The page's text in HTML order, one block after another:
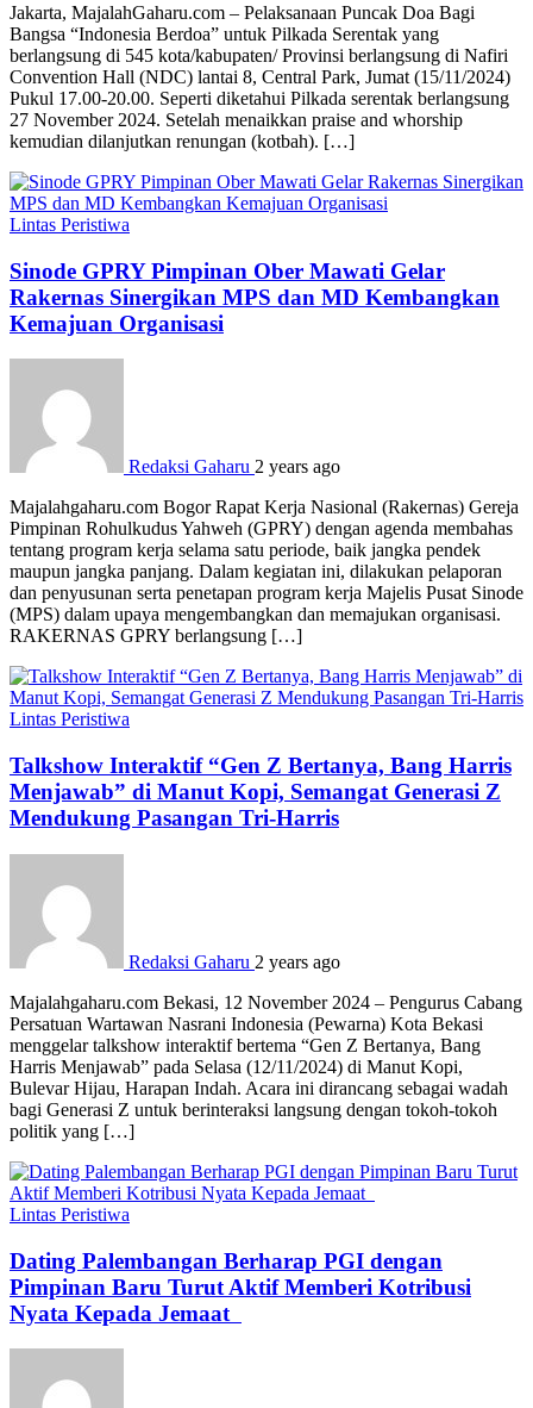
Jakarta, MajalahGaharu.com – Pelaksanaan Puncak Doa Bagi
Bangsa “Indonesia Berdoa” untuk Pilkada Serentak yang
berlangsung di 545 kota/kabupaten/ Provinsi berlangsung di Nafiri
Convention Hall (NDC) lantai 8, Central Park, Jumat (15/11/2024)
Pukul 17.00-20.00. Seperti diketahui Pilkada serentak berlangsung
27 November 2024. Setelah menaikkan praise and whorship
kemudian dilanjutkan renungan (kotbah). […]
Lintas Peristiwa
Sinode GPRY Pimpinan Ober Mawati Gelar
Rakernas Sinergikan MPS dan MD Kembangkan
Kemajuan Organisasi
Redaksi Gaharu 2 years ago
Majalahgaharu.com Bogor Rapat Kerja Nasional (Rakernas) Gereja
Pimpinan Rohulkudus Yahweh (GPRY) dengan agenda membahas
tentang program kerja selama satu periode, baik jangka pendek
maupun jangka panjang. Dalam kegiatan ini, dilakukan pelaporan
dan penyusunan serta penetapan program kerja Majelis Pusat Sinode
(MPS) dalam upaya mengembangkan dan memajukan organisasi.
RAKERNAS GPRY berlangsung […]
Lintas Peristiwa
Talkshow Interaktif “Gen Z Bertanya, Bang Harris
Menjawab” di Manut Kopi, Semangat Generasi Z
Mendukung Pasangan Tri-Harris
Redaksi Gaharu 2 years ago
Majalahgaharu.com Bekasi, 12 November 2024 – Pengurus Cabang
Persatuan Wartawan Nasrani Indonesia (Pewarna) Kota Bekasi
menggelar talkshow interaktif bertema “Gen Z Bertanya, Bang
Harris Menjawab” pada Selasa (12/11/2024) di Manut Kopi,
Bulevar Hijau, Harapan Indah. Acara ini dirancang sebagai wadah
bagi Generasi Z untuk berinteraksi langsung dengan tokoh-tokoh
politik yang […]
Lintas Peristiwa
Dating Palembangan Berharap PGI dengan
Pimpinan Baru Turut Aktif Memberi Kotribusi
Nyata Kepada Jemaat